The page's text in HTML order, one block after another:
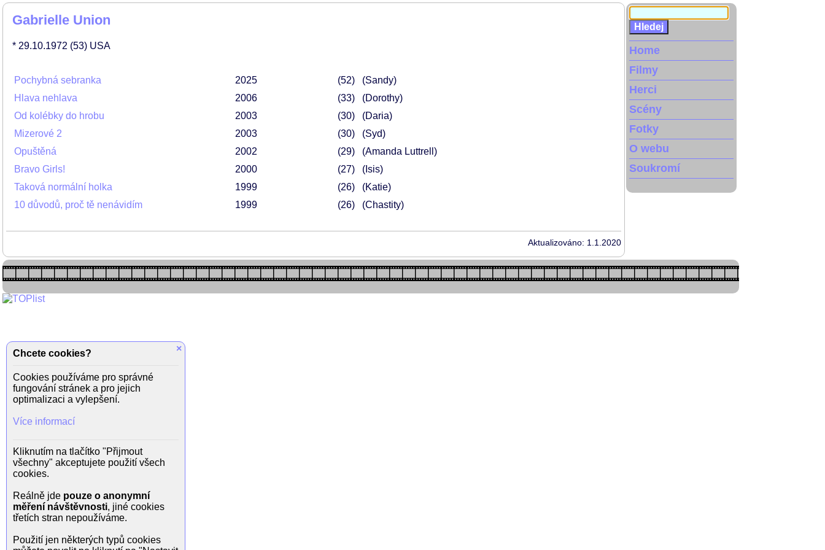
Gabrielle Union
* 29.10.1972 (53) USA
Pochybná sebranka 2025 52
(Sandy)
Hlava nehlava
2006 33
(Dorothy)
Od kolébky do hrobu
2003 30
(Daria)
Mizerové 2
2003 30
(Syd)
Opuštěná
2002 29
(Amanda Luttrell)
Bravo Girls!
2000 27
(Isis)
Taková normální holka
1999 26
(Katie)
10 důvodů, proč tě nenávidím
1999 26 (Chastity)
Aktualizováno: 1.1.2020
Home
Filmy
Herci
Scény
Fotky
O webu
Soukromí
×
Chcete cookies?
Cookies používáme pro správné
fungování stránek a pro jejich
optimalizaci a vylepšení.
Více informací
Kliknutím na tlačítko "Přijmout
všechny" akceptujete použití všech
cookies.
Reálně jde pouze o anonymní
měření návštěvnosti, jiné cookies
třetích stran nepoužíváme.
Použití jen některých typů cookies